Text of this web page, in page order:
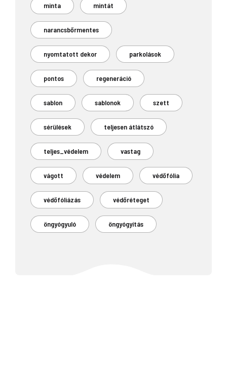
minta mintát
narancsbőrmentes
nyomtatott dekor parkolások
pontos regeneráció
sablon sablonok szett
sérülések teljesen átlátszó
teljes_védelem vastag
vágott védelem védőfólia
védőfóliázás védőréteget
öngyógyuló öngyógyítás